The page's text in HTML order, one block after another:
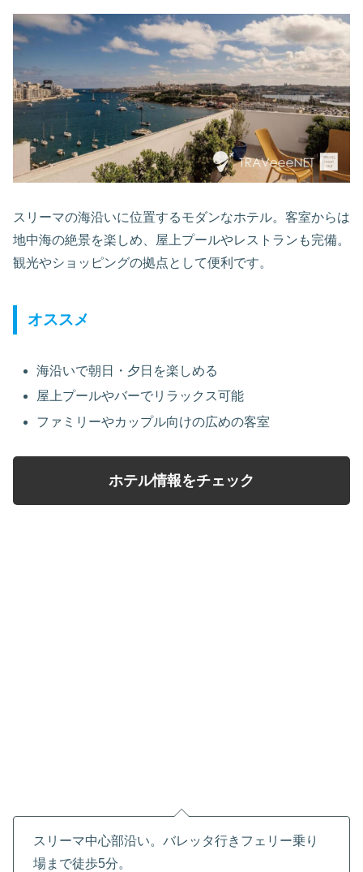
スリーマの海沿いに位置するモダンなホテル。客室からは
地中海の絶景を楽しめ、屋上プールやレストランも完備。
観光やショッピングの拠点として便利です。
オススメ
海沿いで朝日・夕日を楽しめる
屋上プールやバーでリラックス可能
ファミリーやカップル向けの広めの客室
ホテル情報をチェック
スリーマ中心部沿い。バレッタ行きフェリー乗り
場まで徒歩5分。